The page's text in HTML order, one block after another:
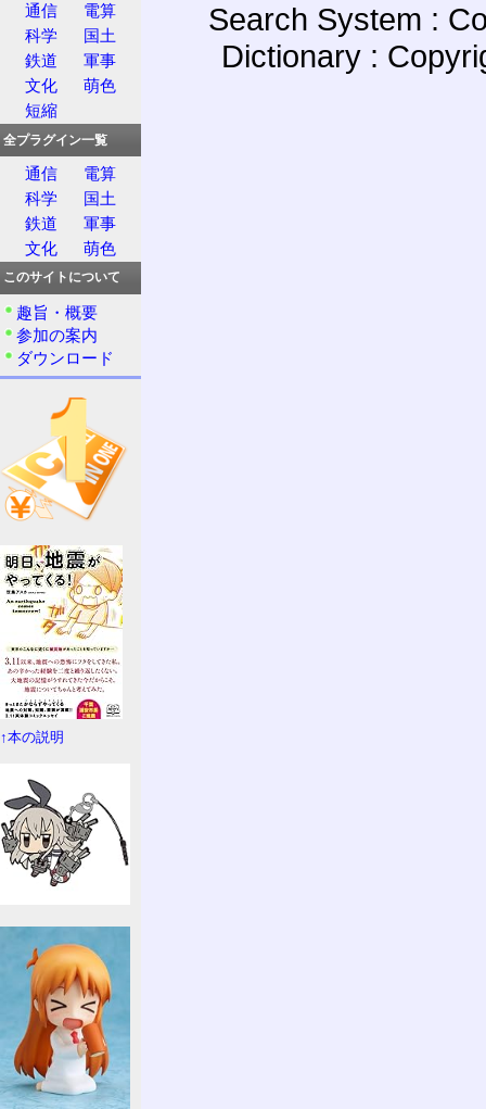
Search System :
Dictionary :
通信
電算
科学
国土
鉄道
軍事
文化
萌色
短縮
全プラグイン一覧
通信
電算
科学
国土
鉄道
軍事
文化
萌色
このサイトについて
趣旨・概要
参加の案内
ダウンロード
↑本の説明